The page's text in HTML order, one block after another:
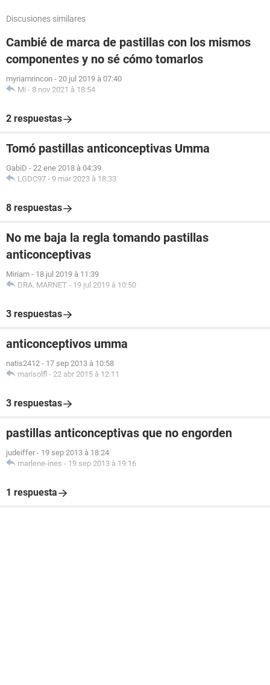
Discusiones similares
Cambié de marca de pastillas con los mismos
componentes y no sé cómo tomarlos
myriamrincon - 20 jul 2019 à 07:40
Mi - 8 nov 2021 à 18:54
2 respuestas
Tomó pastillas anticonceptivas Umma
GabiD - 22 ene 2018 à 04:39
LGDC97 - 9 mar 2023 à 18:33
8 respuestas
No me baja la regla tomando pastillas
anticonceptivas
Miriam - 18 jul 2019 à 11:39
DRA. MARNET - 19 jul 2019 à 10:50
3 respuestas
anticonceptivos umma
natis2412 - 17 sep 2013 à 10:58
marisolfl - 22 abr 2015 à 12:11
3 respuestas
pastillas anticonceptivas que no engorden
judeiffer - 19 sep 2013 à 18:24
marlene-ines - 19 sep 2013 à 19:16
1 respuesta